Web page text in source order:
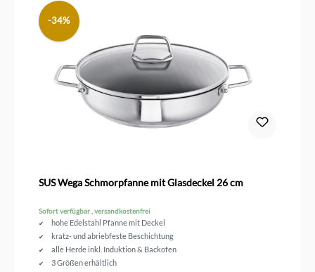
-34%
SUS Wega Schmorpfanne mit Glasdeckel 26 cm
Sofort verfügbar , versandkostenfrei
hohe Edelstahl Pfanne mit Deckel
kratz- und abriebfeste Beschichtung
alle Herde inkl. Induktion & Backofen
3 Größen erhältlich